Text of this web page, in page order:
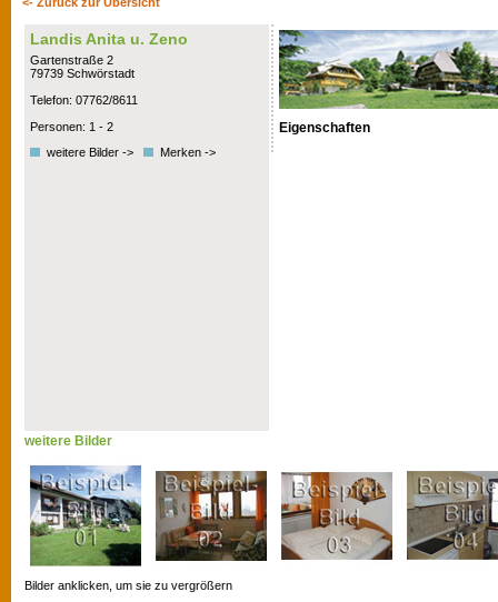
Landis Anita u. Zeno
Gartenstraße 2
79739 Schwörstadt
Telefon: 07762/8611
Personen: 1 - 2
weitere Bilder ->
Merken ->
Eigenschaften
weitere Bilder
Bilder anklicken, um sie zu vergrößern